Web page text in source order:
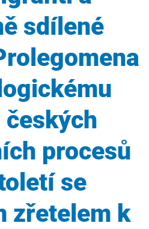
sdílené
procesů
se
zřetelem k